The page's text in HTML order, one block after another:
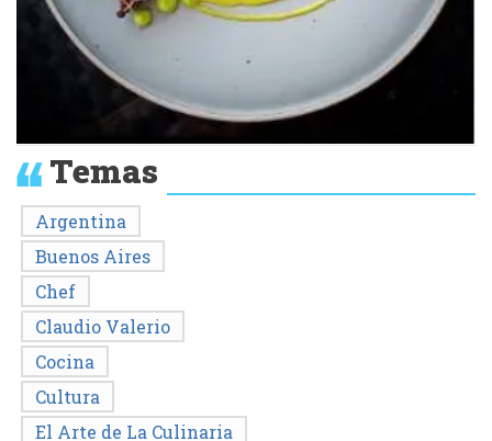
Temas
Argentina
Buenos Aires
Chef
Claudio Valerio
Cocina
Cultura
El Arte de La Culinaria